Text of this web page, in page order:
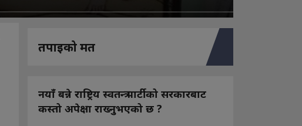
तपाइको मत
नयाँ बन्ने राष्ट्रिय स्वतन्त्र पार्टीको सरकारबाट
कस्तो अपेक्षा राख्नुभएको छ ?